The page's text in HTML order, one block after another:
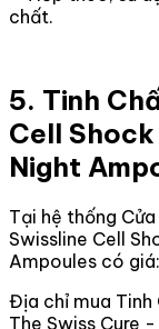
chất.
5. Tinh
Cell
Night
Tại hệ thống
Swissline Cell
Ampoules có
Địa chỉ mua Tinh
The Swiss Cure